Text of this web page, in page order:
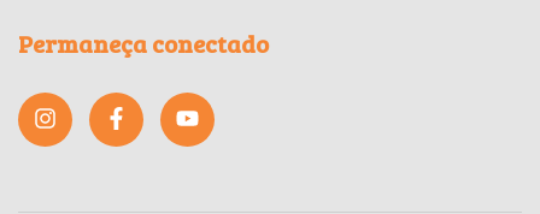
Permaneça conectado